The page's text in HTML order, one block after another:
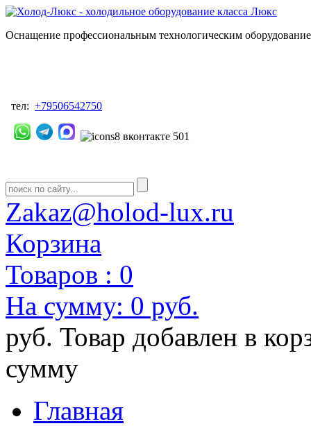
Оснащение профессиональным технологическим
тел: +79506542750
Zakaz@holod-lux.ru
Корзина
Товаров : 0
На сумму: 0 руб.
руб. Товар добавлен в
сумму
Главная